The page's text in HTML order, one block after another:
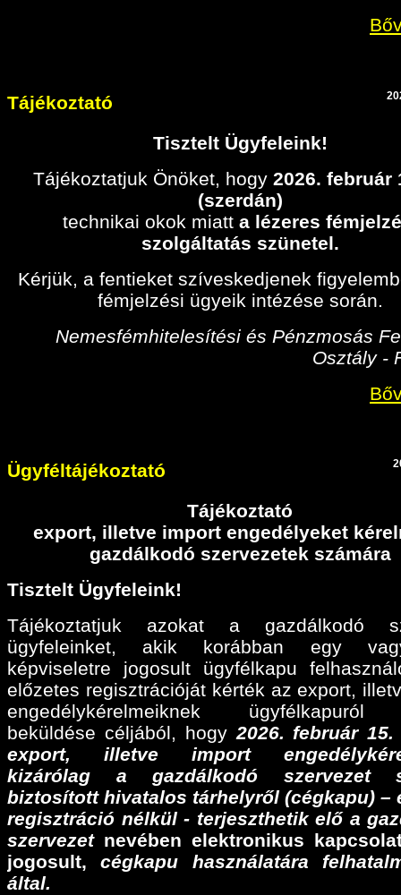
Tájékoztató
Tisztelt Ügyfeleink!
Tájékoztatjuk Önöket, hogy 2026. február
(szerdán)
technikai okok miatt a lézeres
szolgáltatás szünetel.
Kérjük, a fentieket szíveskedjenek
fémjelzési ügyeik intézése során.
Nemesfémhitelesítési és Pénzmosás
Osztály -
Ügyféltájékoztató
Tájékoztató
export, illetve import engedélyeket
gazdálkodó szervezetek számára
Tisztelt Ügyfeleink!
Tájékoztatjuk azokat a gazdálkodó
ügyfeleinket, akik korábban egy
képviseletre jogosult ügyfélkapu
előzetes regisztrációját kérték az export,
engedélykérelmeiknek ügyfélkapuról
beküldése céljából, hogy 2026. február
export, illetve import
kizárólag a gazdálkodó szervezet
biztosított hivatalos tárhelyről (cégkapu) –
regisztráció nélkül - terjeszthetik elő a
szervezet nevében elektronikus
jogosult, cégkapu használatára
által.